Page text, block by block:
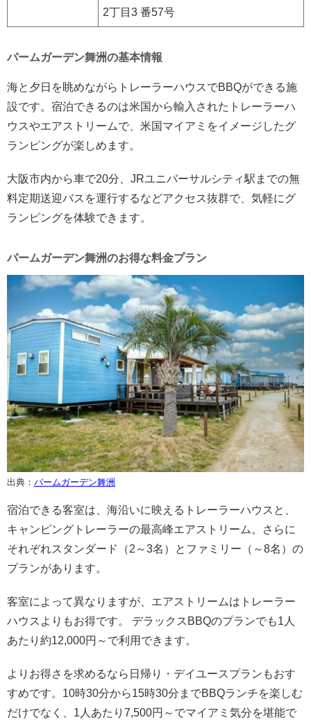
2丁目3 番57号
パームガーデン舞洲の基本情報
海と夕日を眺めながらトレーラーハウスでBBQができる施
設です。宿泊できるのは米国から輸入されたトレーラーハ
ウスやエアストリームで、米国マイアミをイメージしたグ
ランピングが楽しめます。
大阪市内から車で20分、JRユニバーサルシティ駅までの無
料定期送迎バスを運行するなどアクセス抜群で、気軽にグ
ランピングを体験できます。
パームガーデン舞洲のお得な料金プラン
出典： パームガーデン舞洲
宿泊できる客室は、海沿いに映えるトレーラーハウスと、
キャンピングトレーラーの最高峰エアストリーム。さらに
それぞれスタンダード（2～3名）とファミリー（～8名）の
プランがあります。
客室によって異なりますが、エアストリームはトレーラー
ハウスよりもお得です。 デラックスBBQのプランでも1人
あたり約12,000円～で利用できます。
よりお得さを求めるなら日帰り・デイユースプランもおす
すめです。10時30分から15時30分までBBQランチを楽しむ
だけでなく、1人あたり7,500円～でマイアミ気分を堪能で